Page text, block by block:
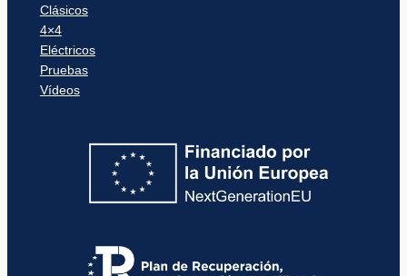
Clásicos
4×4
Eléctricos
Pruebas
Vídeos